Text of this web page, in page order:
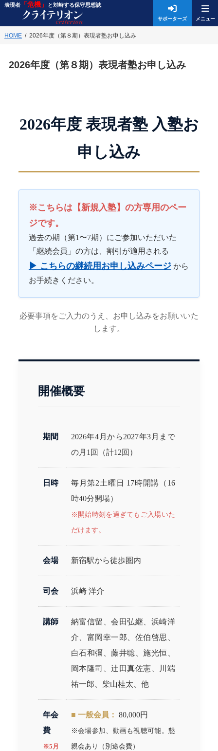
表現者「危機」 と対峙する保守思想誌
サポーターズ
HOME 2026年度（第８期）表現者塾お申し込み
2026年度（第８期）表現者塾お申し込み
2026年度 表現者塾 入塾お
申し込み
※こちらは【新規入塾】の方専用のペー
ジです。
過去の期（第1〜7期）にご参加いただいた
「継続会員」の方は、割引が適用される
▶ こちらの継続用お申し込みページから
お手続きください。
必要事項をご入力のうえ、お申し込みをお願いいた
します。
開催概要
期間
2026年4月から2027年3月まで
の月1回（計12回）
日時
毎月第2土曜日 17時開講（16
時40分開場）
※開始時刻を過ぎてもご入場いた
だけます。
会場 新宿駅から徒歩圏内
司会 浜崎 洋介
講師
納富信留、会田弘継、浜崎洋
介、富岡幸一郎、佐伯啓思、
白石和彌、藤井聡、施光恒、
岡本隆司、辻田真佐憲、川端
祐一郎、柴山桂太、他
年会
費
※5月
■ 一般会員： 80,000円
※会場参加、動画も視聴可能。懇
親会あり（別途会費）